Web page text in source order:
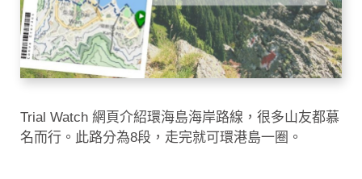
Trial Watch 網頁介紹環海島海岸路線，很多山友都慕
名而行。此路分為8段，走完就可環港島一圈。